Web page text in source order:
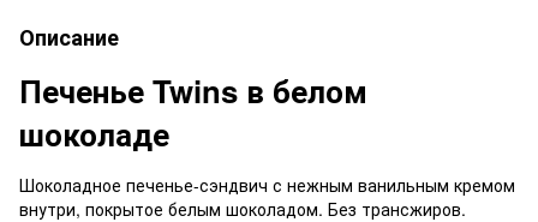
Описание
Печенье Twins в белом
шоколаде
Шоколадное печенье-сэндвич с нежным ванильным кремом
внутри, покрытое белым шоколадом. Без трансжиров.